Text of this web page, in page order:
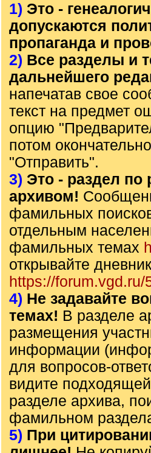
1) Это -
допускаются
пропаганда и
2) Все разделы и
дальнейшего
напечатав свое
текст на предмет
опцию
потом
"Отправить".
3) Это - раздел по
архивом!
фамильных
отдельным
фамильных темах
открывайте
https://forum.vgd.ru/
4) Не задавайте
темах! В разделе
размещения
информации
для вопросов-
видите
разделе архива,
фамильном
5) При